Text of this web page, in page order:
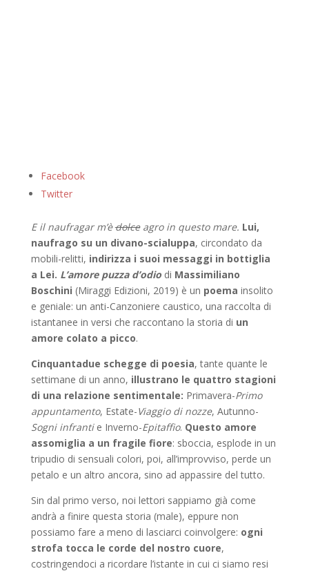
Facebook
Twitter
E il naufragar m’èdolceagro in questo mare. Lui,
naufrago su un divano-scialuppa, circondato da
mobili-relitti, indirizza i suoi messaggi in bottiglia
a Lei. L’amore puzza d’odiodi Massimiliano
Boschini (Miraggi Edizioni, 2019) è un poema insolito
e geniale: un anti-Canzoniere caustico, una raccolta di
istantanee in versi che raccontano la storia di un
amore colato a picco.
Cinquantadue schegge di poesia, tante quante le
settimane di un anno, illustrano le quattro stagioni
di una relazione sentimentale: Primavera-Primo
appuntamento, Estate-Viaggio di nozze, Autunno-
Sogni infrantie Inverno-Epitaffio. Questo amore
assomiglia a un fragile fiore: sboccia, esplode in un
tripudio di sensuali colori, poi, all’improvviso, perde un
petalo e un altro ancora, sino ad appassire del tutto.
Sin dal primo verso, noi lettori sappiamo già come
andrà a finire questa storia (male), eppure non
possiamo fare a meno di lasciarci coinvolgere: ogni
strofa tocca le corde del nostro cuore,
costringendoci a ricordare l’istante in cui ci siamo resi